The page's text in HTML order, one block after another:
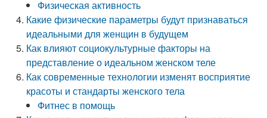
Физическая активность
Какие физические параметры будут признаваться
идеальными для женщин в будущем
Как влияют социокультурные факторы на
представление о идеальном женском теле
Как современные технологии изменят восприятие
красоты и стандарты женского тела
Фитнес в помощь